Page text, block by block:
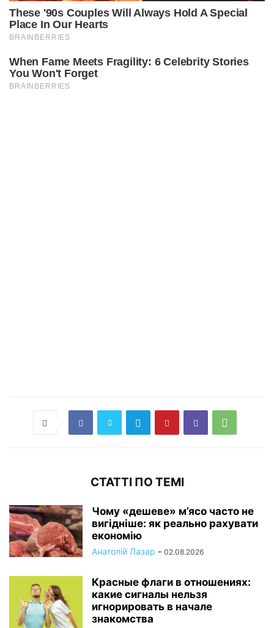
СТАТТІ ПО ТЕМІ
Чому «дешеве» м’ясо часто не
вигідніше: як реально рахувати
економію
Анатолій Лазар - 02.08.2026
Красные флаги в отношениях:
какие сигналы нельзя
игнорировать в начале
знакомства